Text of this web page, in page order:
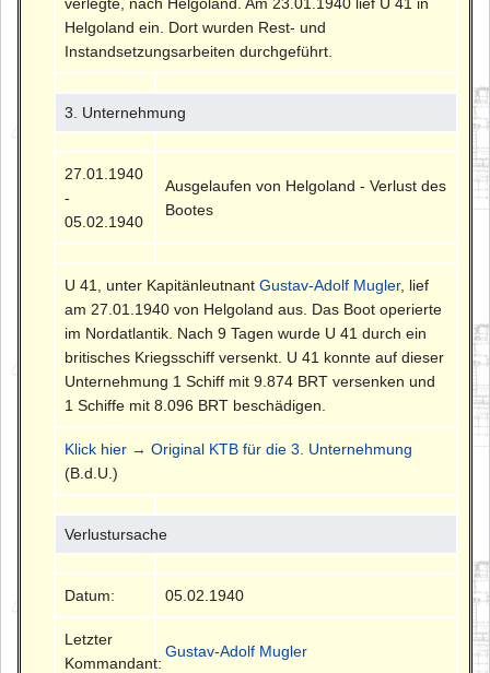
Helgoland ein. Dort wurden Rest- und
Instandsetzungsarbeiten durchgeführt.
3. Unternehmung
27.01.1940
-
05.02.1940
Ausgelaufen von Helgoland - Verlust des
Bootes
U 41, unter KapitänleutnantGustav-Adolf Mugler, lief
am 27.01.1940 von Helgoland aus. Das Boot operierte
im Nordatlantik. Nach 9 Tagen wurde U 41 durch ein
britisches Kriegsschiff versenkt. U 41 konnte auf dieser
Unternehmung 1 Schiff mit 9.874 BRT versenken und
1 Schiffe mit 8.096 BRT beschädigen.
Klick hier → Original KTB für die 3. Unternehmung
(B.d.U.)
Verlustursache
Datum: 05.02.1940
Letzter
Kommandant:
Gustav-Adolf Mugler